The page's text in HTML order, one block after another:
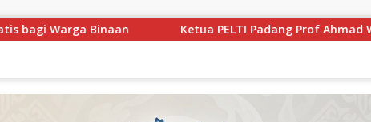
PELTI Padang Prof Ahmad Wira Buka Iwan Tennis Club Session 6